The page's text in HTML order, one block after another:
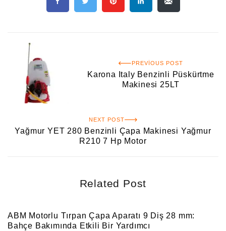
PREVIOUS POST
Karona Italy Benzinli Püskürtme
Makinesi 25LT
NEXT POST
Yağmur YET 280 Benzinli Çapa Makinesi Yağmur
R210 7 Hp Motor
Related Post
ABM Motorlu Tırpan Çapa Aparatı 9 Diş 28 mm:
Bahçe Bakımında Etkili Bir Yardımcı